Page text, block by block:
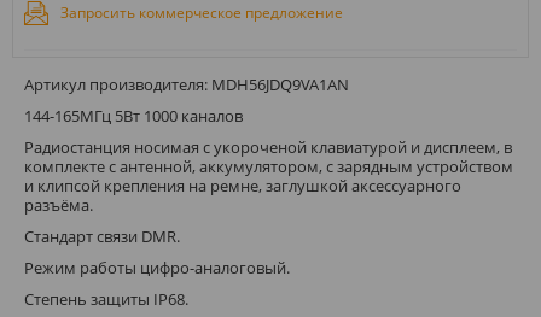
Запросить коммерческое предложение
Артикул производителя: MDH56JDQ9VA1AN
144-165МГц 5Вт 1000 каналов
Радиостанция носимая с укороченой клавиатурой и дисплеем, в
комплекте с антенной, аккумулятором, с зарядным устройством
и клипсой крепления на ремне, заглушкой аксессуарного
разъёма.
Стандарт связи DMR.
Режим работы цифро-аналоговый.
Степень защиты IP68.